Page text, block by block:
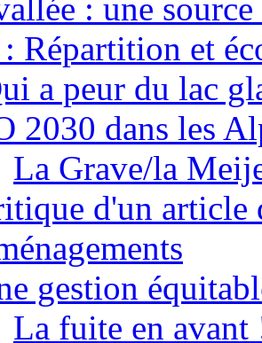
: une
Répartition et
a peur du lac
2030 dans les
La Grave/la
d'un article
gestion
La fuite en avant